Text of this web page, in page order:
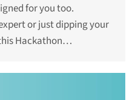
for you too.
or just dipping your
Hackathon…